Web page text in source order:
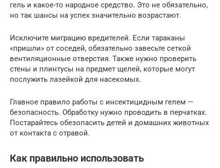
гель и какое-то народное средство. Это не обязательно,
но так шансы на успех значительно возрастают.
Исключите миграцию вредителей. Если тараканы
«пришли» от соседей, обязательно завесьте сеткой
вентиляционные отверстия. Также нужно проверить
стены и плинтусы на предмет щелей, которые могут
послужить лазейкой для насекомых.
Главное правило работы с инсектицидным гелем —
безопасность. Обработку нужно проводить в перчатках.
Постарайтесь обезопасить детей и домашних животных
от контакта с отравой.
Как правильно использовать